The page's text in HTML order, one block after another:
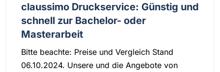
claussimo Druckservice: Günstig und
schnell zur Bachelor- oder
Masterarbeit
Bitte beachte: Preise und Vergleich Stand
06.10.2024. Unsere und die Angebote von